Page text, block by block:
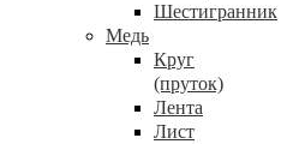
Шестигранник
Медь
Круг
(пруток)
Лента
Лист